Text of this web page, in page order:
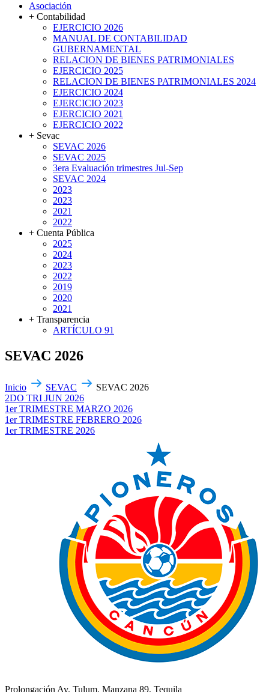
Asociación
+ Contabilidad
EJERCICIO 2026
MANUAL DE CONTABILIDAD
GUBERNAMENTAL
RELACION DE BIENES PATRIMONIALES
EJERCICIO 2025
RELACION DE BIENES PATRIMONIALES 2024
EJERCICIO 2024
EJERCICIO 2023
EJERCICIO 2021
EJERCICIO 2022
+ Sevac
SEVAC 2026
SEVAC 2025
3era Evaluación trimestres Jul-Sep
SEVAC 2024
2023
2023
2021
2022
+ Cuenta Pública
2025
2024
2023
2022
2019
2020
2021
+ Transparencia
ARTÍCULO 91
SEVAC 2026
Inicio SEVAC
SEVAC 2026
2DO TRI JUN 2026
1er TRIMESTRE MARZO 2026
1er TRIMESTRE FEBRERO 2026
1er TRIMESTRE 2026
Prolongación Av. Tulum. Manzana 89, Tequila